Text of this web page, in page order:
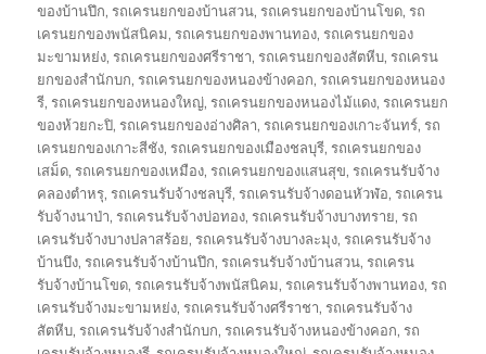
ของบ้านปึก,รถเครนยกของบ้านสวน,รถเครนยกของบ้านโขด,รถ
เครนยกของพนัสนิคม,รถเครนยกของพานทอง,รถเครนยกของ
มะขามหย่ง,รถเครนยกของศรีราชา,รถเครนยกของสัตหีบ,รถเครน
ยกของสำนักบก,รถเครนยกของหนองข้างคอก,รถเครนยกของหนอง
รี,รถเครนยกของหนองใหญ่,รถเครนยกของหนองไม้แดง,รถเครนยก
ของห้วยกะปิ,รถเครนยกของอ่างศิลา,รถเครนยกของเกาะจันทร์,รถ
เครนยกของเกาะสีชัง,รถเครนยกของเมืองชลบุรี,รถเครนยกของ
เสม็ด,รถเครนยกของเหมือง,รถเครนยกของแสนสุข,รถเครนรับจ้าง
คลองตำหรุ,รถเครนรับจ้างชลบุรี,รถเครนรับจ้างดอนหัวฬ่อ,รถเครน
รับจ้างนาป่า,รถเครนรับจ้างบ่อทอง,รถเครนรับจ้างบางทราย,รถ
เครนรับจ้างบางปลาสร้อย,รถเครนรับจ้างบางละมุง,รถเครนรับจ้าง
บ้านบึง,รถเครนรับจ้างบ้านปึก,รถเครนรับจ้างบ้านสวน,รถเครน
รับจ้างบ้านโขด,รถเครนรับจ้างพนัสนิคม,รถเครนรับจ้างพานทอง,รถ
เครนรับจ้างมะขามหย่ง,รถเครนรับจ้างศรีราชา,รถเครนรับจ้าง
สัตหีบ,รถเครนรับจ้างสำนักบก,รถเครนรับจ้างหนองข้างคอก,รถ